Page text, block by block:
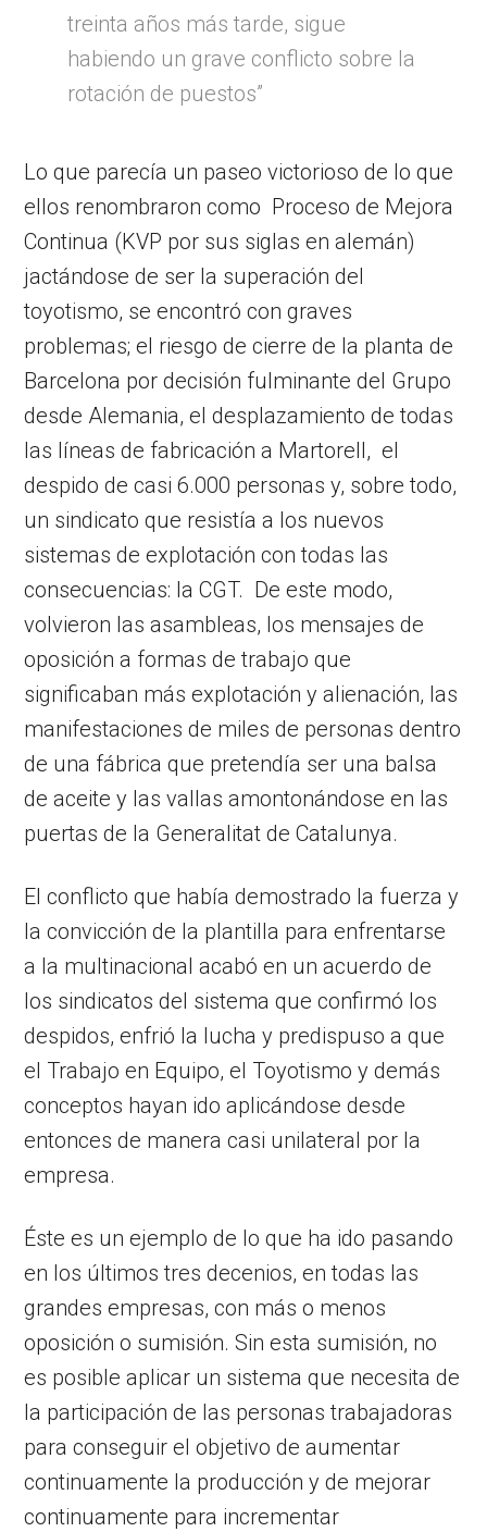
treinta años más tarde, sigue
habiendo un grave conflicto sobre la
rotación de puestos”
Lo que parecía un paseo victorioso de lo que
ellos renombraron como Proceso de Mejora
Continua (KVP por sus siglas en alemán)
jactándose de ser la superación del
toyotismo, se encontró con graves
problemas; el riesgo de cierre de la planta de
Barcelona por decisión fulminante del Grupo
desde Alemania, el desplazamiento de todas
las líneas de fabricación a Martorell, el
despido de casi 6.000 personas y, sobre todo,
un sindicato que resistía a los nuevos
sistemas de explotación con todas las
consecuencias: la CGT. De este modo,
volvieron las asambleas, los mensajes de
oposición a formas de trabajo que
significaban más explotación y alienación, las
manifestaciones de miles de personas dentro
de una fábrica que pretendía ser una balsa
de aceite y las vallas amontonándose en las
puertas de la Generalitat de Catalunya.
El conflicto que había demostrado la fuerza y
la convicción de la plantilla para enfrentarse
a la multinacional acabó en un acuerdo de
los sindicatos del sistema que confirmó los
despidos, enfrió la lucha y predispuso a que
el Trabajo en Equipo, el Toyotismo y demás
conceptos hayan ido aplicándose desde
entonces de manera casi unilateral por la
empresa.
Éste es un ejemplo de lo que ha ido pasando
en los últimos tres decenios, en todas las
grandes empresas, con más o menos
oposición o sumisión. Sin esta sumisión, no
es posible aplicar un sistema que necesita de
la participación de las personas trabajadoras
para conseguir el objetivo de aumentar
continuamente la producción y de mejorar
continuamente para incrementar